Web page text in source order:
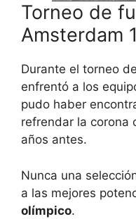
Torneo de
Amsterdam
Durante el torneo
enfrentó a los
pudo haber
refrendar la corona
años antes.
Nunca una
a las mejores
olímpico.